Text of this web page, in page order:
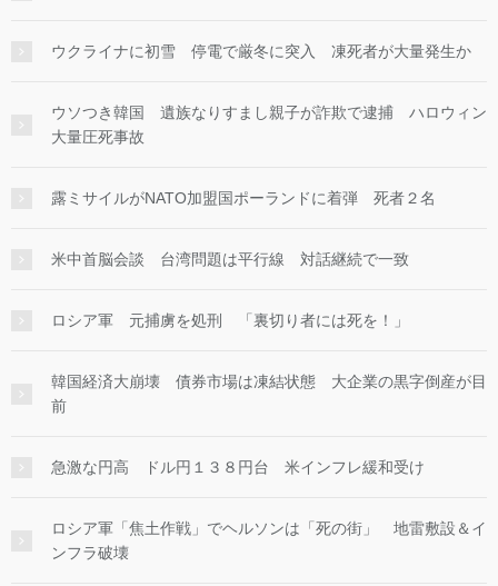
ウクライナに初雪 停電で厳冬に突入 凍死者が大量発生か
ウソつき韓国 遺族なりすまし親子が詐欺で逮捕 ハロウィン
大量圧死事故
露ミサイルがNATO加盟国ポーランドに着弾 死者２名
米中首脳会談 台湾問題は平行線 対話継続で一致
ロシア軍 元捕虜を処刑 「裏切り者には死を！」
韓国経済大崩壊 債券市場は凍結状態 大企業の黒字倒産が目
前
急激な円高 ドル円１３８円台 米インフレ緩和受け
ロシア軍「焦土作戦」でヘルソンは「死の街」 地雷敷設＆イ
ンフラ破壊